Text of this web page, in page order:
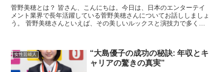
菅野美穂とは？ 皆さん、こんにちは。今日は、日本のエンターテイ
メント業界で長年活躍している菅野美穂さんについてお話ししましょ
う。 菅野美穂さんといえば、その美しいルックスと演技力で多くの
女性芸能人
“大島優子の成功の秘訣: 年収とキ
ャリアの驚きの真実”